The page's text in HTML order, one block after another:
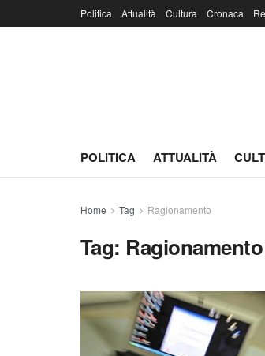
Politica Attualità Cultura Cronaca
POLITICA ATTUALITÀ
Home Tag Ragionamento
Tag: Ragionamento